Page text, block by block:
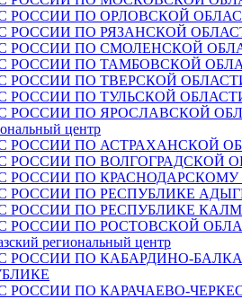
РОССИИ ПО ОРЛОВСКОЙ
РОССИИ ПО РЯЗАНСКОЙ
РОССИИ ПО СМОЛЕНСКОЙ
РОССИИ ПО ТАМБОВСКОЙ
РОССИИ ПО ТВЕРСКОЙ
РОССИИ ПО ТУЛЬСКОЙ
РОССИИ ПО ЯРОСЛАВСКОЙ
центр
РОССИИ ПО АСТРАХАНСКОЙ
РОССИИ ПО ВОЛГОГРАДСКОЙ
РОССИИ ПО
РОССИИ ПО РЕСПУБЛИКЕ
РОССИИ ПО РЕСПУБЛИКЕ
РОССИИ ПО РОСТОВСКОЙ
региональный центр
РОССИИ ПО КАБАРДИНО-
РОССИИ ПО КАРАЧАЕВО-